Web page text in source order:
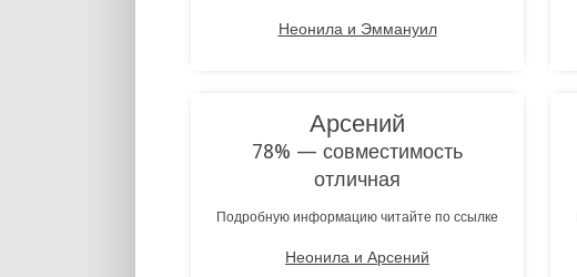
Неонила и Эммануил
Арсений
78% — совместимость
отличная
Подробную информацию читайте по ссылке
Неонила и Арсений